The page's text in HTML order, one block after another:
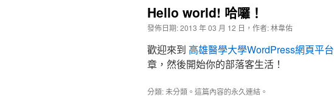
Hello world! 哈囉！
發佈日期:2013 年 03 月 12 日 ， 作者:林韋佑
歡迎來到 高雄醫學大學WordPress網頁平台
章，然後開始你的部落客生活！
分類:未分類 。這篇內容的永久連結 。